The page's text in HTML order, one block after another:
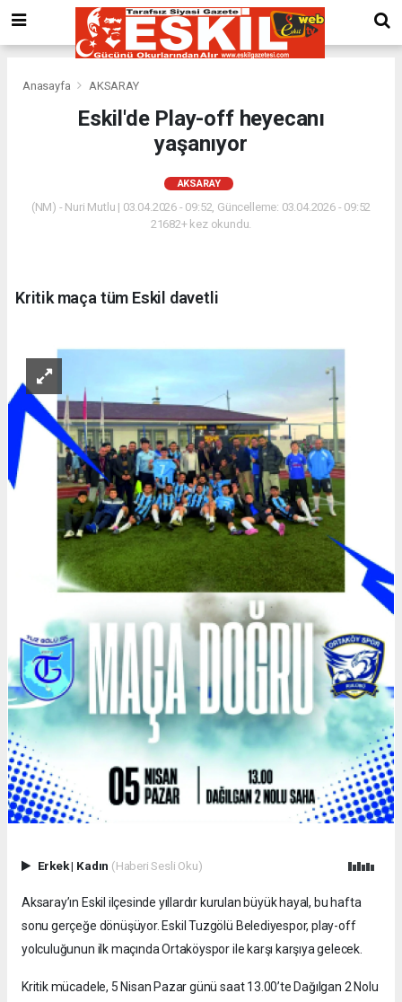
Anasayfa AKSARAY
Eskil'de Play-off heyecanı
yaşanıyor
AKSARAY
(NM) - Nuri Mutlu | 03.04.2026 - 09:52, Güncelleme: 03.04.2026 - 09:52
21682+ kez okundu.
Kritik maça tüm Eskil davetli
Erkek| Kadın (Haberi Sesli Oku)
Aksaray’ın Eskil ilçesinde yıllardır kurulan büyük hayal, bu hafta
sonu gerçeğe dönüşüyor. Eskil Tuzgölü Belediyespor, play-off
yolculuğunun ilk maçında Ortaköyspor ile karşı karşıya gelecek.
Kritik mücadele, 5 Nisan Pazar günü saat 13.00’te Dağılgan 2 Nolu